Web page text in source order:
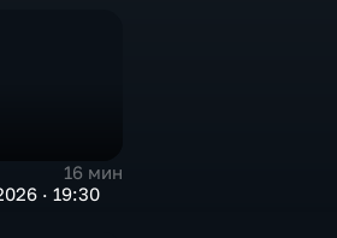
16 мин
· 19:30